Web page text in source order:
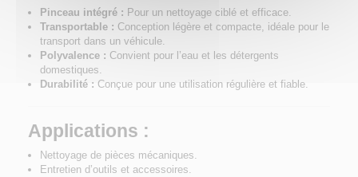
Pinceau intégré : Pour un nettoyage ciblé et efficace.
Transportable : Conception légère et compacte, idéale pour le
transport dans un véhicule.
Polyvalence : Convient pour l’eau et les détergents
domestiques.
Durabilité : Conçue pour une utilisation régulière et fiable.
Applications :
Nettoyage de pièces mécaniques.
Entretien d’outils et accessoires.